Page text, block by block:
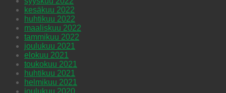
kesäkuu 2022
huhtikuu 2022
maaliskuu 2022
tammikuu 2022
joulukuu 2021
elokuu 2021
toukokuu 2021
huhtikuu 2021
helmikuu 2021
joulukuu 2020